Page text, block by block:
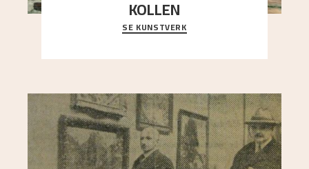
KOLLEN
Et ruvende fjell dominerer bildeflaten, og står i
sterk kontrast til det spinkle rognetreet ute
SE KUNSTVERK